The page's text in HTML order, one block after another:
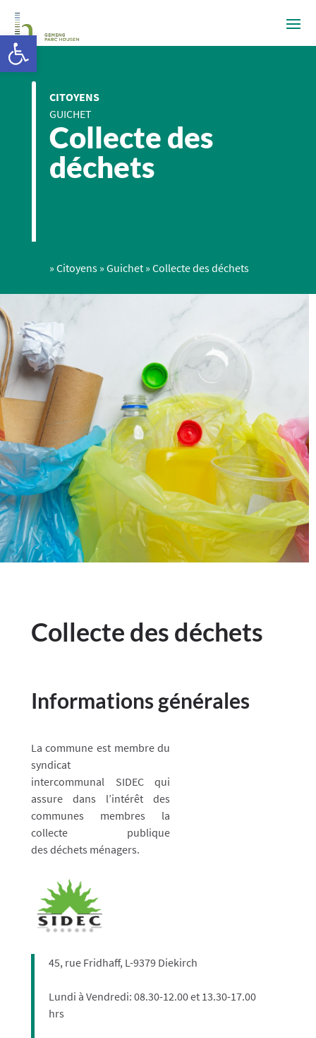
CITOYENS
GUICHET
Collecte des
déchets
» Citoyens » Guichet » Collecte des déchets
Collecte des déchets
Informations générales
La commune est membre du
syndicat
intercommunal
SIDEC qui
assure dans l’intérêt des
communes membres la
collecte publique
des déchets ménagers.
45, rue Fridhaff, L-9379 Diekirch
Lundi à Vendredi: 08.30-12.00 et 13.30-17.00
hrs
Ouvrir la barre d’outils